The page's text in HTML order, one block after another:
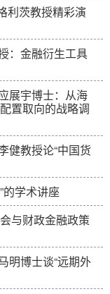
利茨教授精彩演
：金融衍生工具
展宇博士：从海
置取向的战略调
健教授论“中国货
的学术讲座
与财政金融政策
明博士谈“远期外